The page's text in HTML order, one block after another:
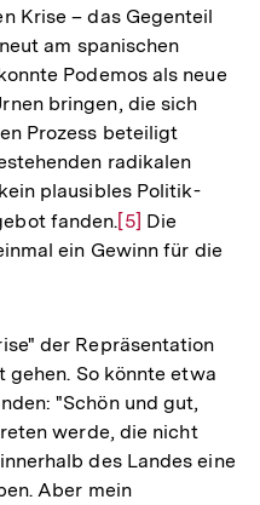
Krise – das Gegenteil
am spanischen
Podemos als neue
bringen, die sich
Prozess beteiligt
radikalen
plausibles Politik-
fanden.Zur
Auflösung
[5] Die
ein Gewinn für die
der Repräsentation
So könnte etwa
"Schön und gut,
werde, die nicht
des Landes eine
Aber mein